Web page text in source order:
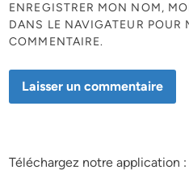
ENREGISTRER MON NOM,
DANS LE NAVIGATEUR POUR
COMMENTAIRE.
Téléchargez notre application :